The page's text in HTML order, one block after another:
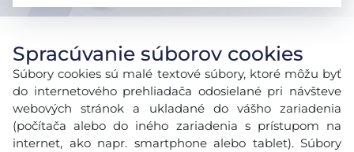
Spracúvanie súborov cookies
Súbory cookies sú malé textové súbory, ktoré môžu byť
do internetového prehliadača odosielané pri návšteve
webových stránok a ukladané do vášho zariadenia
(počítača alebo do iného zariadenia s prístupom na
internet, ako napr. smartphone alebo tablet). Súbory